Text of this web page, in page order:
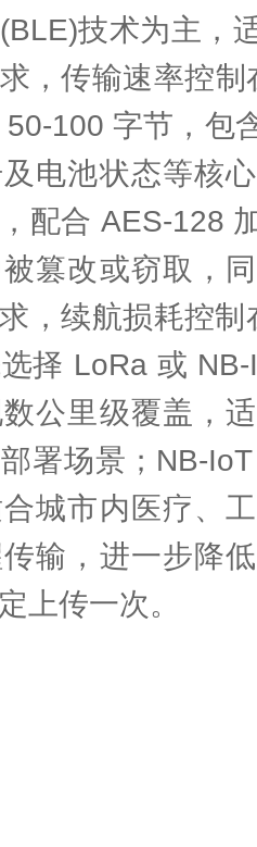
技术为主，
，传输速率控
100 字节，包
电池状态等核
配合 AES-128
篡改或窃取，
，续航损耗控
择 LoRa 或
公里级覆盖，
署场景；NB-
城市内医疗、
输，进一步降
上传一次。